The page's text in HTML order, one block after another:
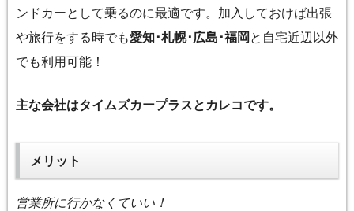
ンドカーとして乗るのに最適です。加入しておけば出張
や旅行をする時でも愛知･札幌･広島･福岡 と自宅近辺以外
でも利用可能！
主な会社はタイムズカープラスとカレコです。
メリット
営業所に行かなくていい！